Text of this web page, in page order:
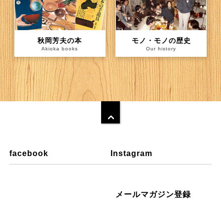
秋岡芳夫の本
Akioka books
モノ・モノの歴史
Our history
facebook Instagram
メールマガジン登録